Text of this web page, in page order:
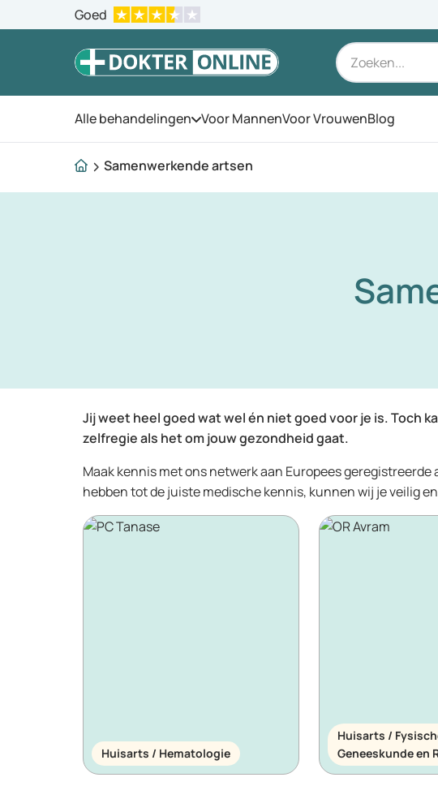
Goed
Alle behandelingen Open het menu
Voor MannenVoor VrouwenBlog
Samenwerkende artsen
Jij weet heel goed wat wel én niet goed voor je is. Toch
zelfregie als het om jouw gezondheid gaat.
Maak kennis met ons netwerk aan Europees
hebben tot de juiste medische kennis, kunnen wij je veilig
Huisarts / Hematologie
Huisarts /
Geneeskunde en